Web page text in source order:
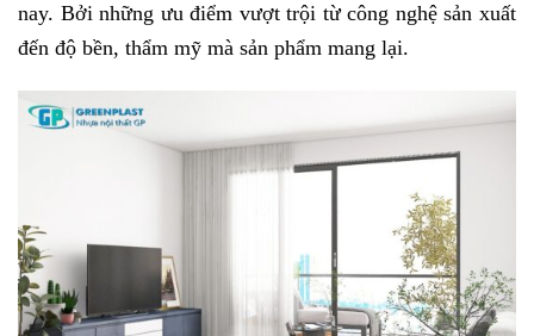
nay. Bởi những ưu điểm vượt trội từ công nghệ sản xuất
đến độ bền, thẩm mỹ mà sản phẩm mang lại.